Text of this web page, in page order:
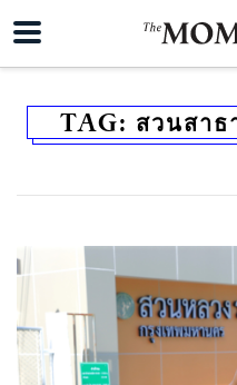
TAG: สวนสา